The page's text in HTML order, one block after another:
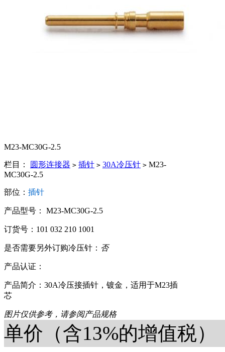
M23-MC30G-2.5
栏目： 圆形连接器 > 插针 > 30A冷压针 > M23-
MC30G-2.5
部位： 插针
产品型号： M23-MC30G-2.5
订货号：101 032 210 1001
是否需要另外订购冷压针： 否
产品认证：
产品简介：30A冷压接插针，镀金，适用于M23插
芯
图片仅供参考，请参阅产品规格
单价（含13%的增值税）